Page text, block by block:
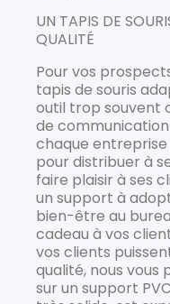
UN TAPIS DE
QUALITÉ
Pour vos
tapis de souris
outil trop souvent
de
chaque
pour distribuer à
faire plaisir à ses
un support à
bien-être au
cadeau à vos
vos clients
qualité, nous vous
sur un support